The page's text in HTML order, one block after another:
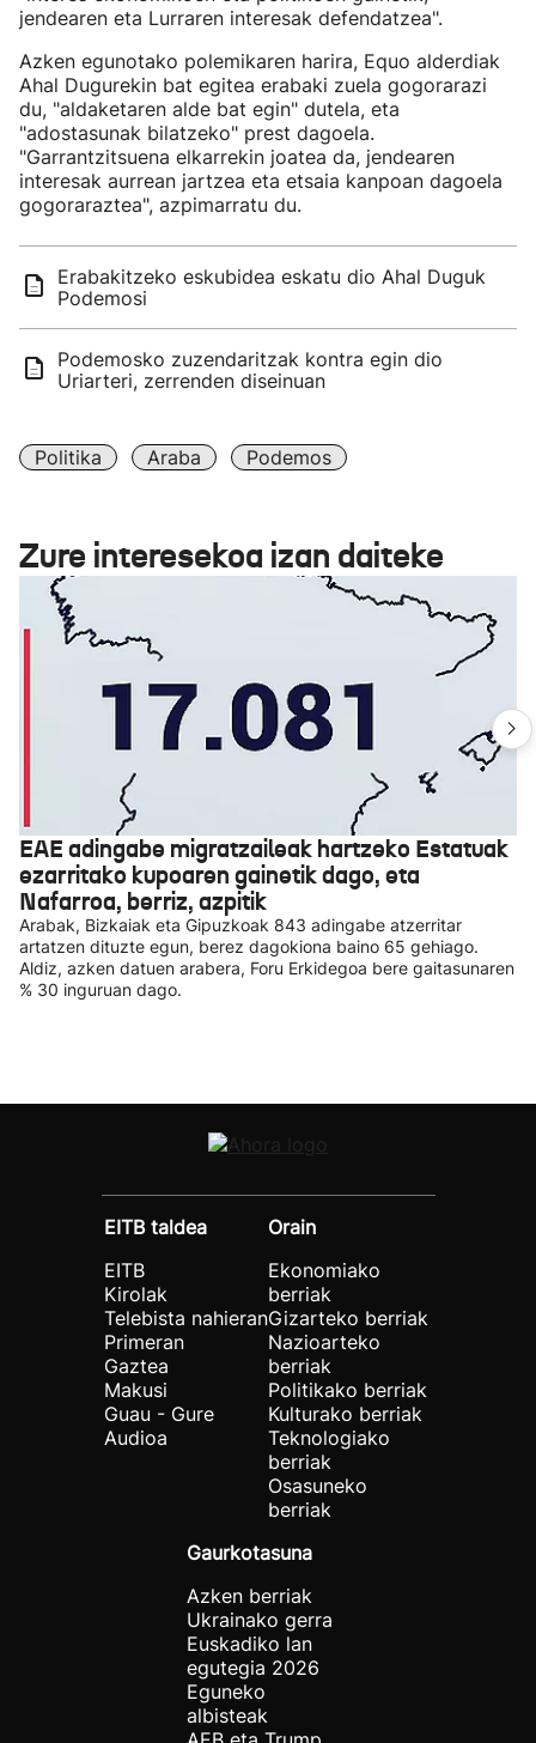
jendearen eta Lurraren interesak defendatzea".
Azken egunotako polemikaren harira, Equo alderdiak
Ahal Dugurekin bat egitea erabaki zuela gogorarazi
du, "aldaketaren alde bat egin" dutela, eta
"adostasunak bilatzeko" prest dagoela.
"Garrantzitsuena elkarrekin joatea da, jendearen
interesak aurrean jartzea eta etsaia kanpoan dagoela
gogoraraztea", azpimarratu du.
Erabakitzeko eskubidea eskatu dio Ahal Duguk
Podemosi
Podemosko zuzendaritzak kontra egin dio
Uriarteri, zerrenden diseinuan
Politika Araba Podemos
Zure interesekoa izan daiteke
EAE adingabe migratzaileak hartzeko Estatuak
ezarritako kupoaren gainetik dago, eta
Nafarroa, berriz, azpitik
Arabak, Bizkaiak eta Gipuzkoak 843 adingabe atzerritar
artatzen dituzte egun, berez dagokiona baino 65 gehiago.
Aldiz, azken datuen arabera, Foru Erkidegoa bere gaitasunaren
% 30 inguruan dago.
EITB taldea
EITB
Kirolak
Telebista nahieran
Primeran
Gaztea
Makusi
Guau - Gure
Audioa
Orain
Ekonomiako
berriak
Gizarteko berriak
Nazioarteko
berriak
Politikako berriak
Kulturako berriak
Teknologiako
berriak
Osasuneko
berriak
Gaurkotasuna
Azken berriak
Ukrainako gerra
Euskadiko lan
egutegia 2026
Eguneko
albisteak